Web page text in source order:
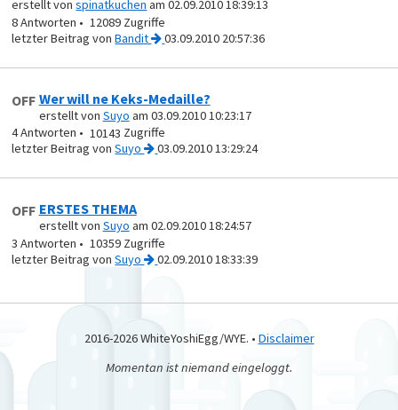
erstellt vonspinatkuchen am 02.09.2010 18:39:13
8
12089
vonBandit 03.09.2010 20:57:36
OFF Wer will ne Keks-Medaille?
erstellt von Suyo am 03.09.2010 10:23:17
4
10143
vonSuyo 03.09.2010 13:29:24
OFF ERSTES THEMA
erstellt von Suyo am 02.09.2010 18:24:57
3
10359
vonSuyo 02.09.2010 18:33:39
2016-2026 WhiteYoshiEgg/WYE. • Disclaimer
Momentan ist niemand eingeloggt.